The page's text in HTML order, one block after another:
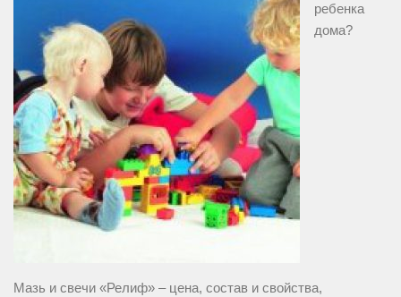
ребенка
дома?
Мазь и свечи «Релиф» – цена, состав и свойства,